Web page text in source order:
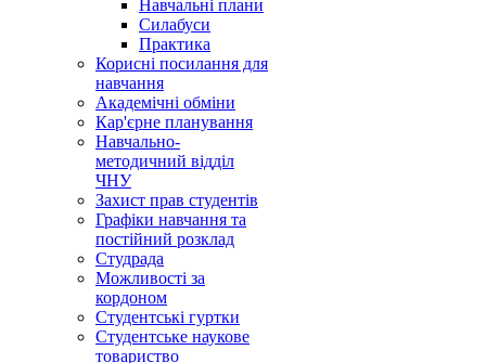
Навчальні плани
Силабуси
Практика
Корисні посилання для
навчання
Академічні обміни
Кар'єрне планування
Навчально-
методичний відділ
ЧНУ
Захист прав студентів
Графіки навчання та
постійний розклад
Студрада
Можливості за
кордоном
Студентські гуртки
Студентське наукове
товариство